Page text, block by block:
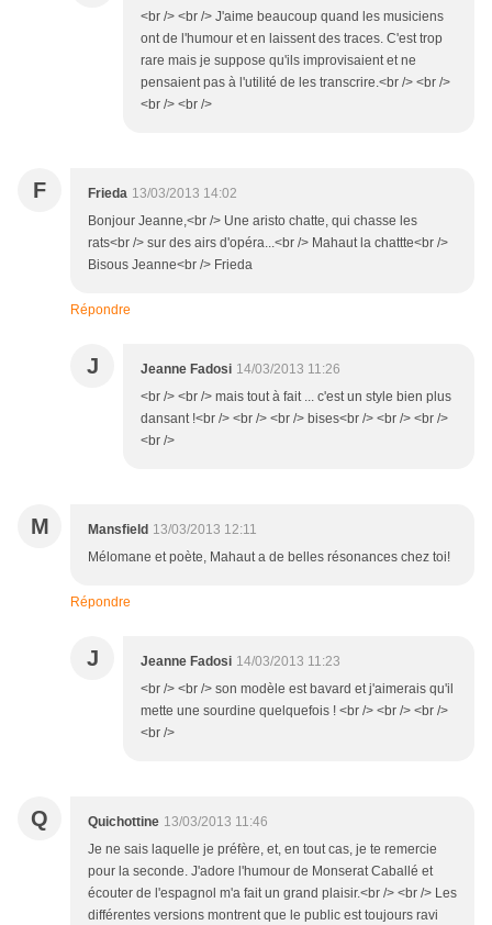
<br /> <br /> J'aime beaucoup quand les musiciens
ont de l'humour et en laissent des traces. C'est trop
rare mais je suppose qu'ils improvisaient et ne
pensaient pas à l'utilité de les transcrire.<br /> <br />
<br /> <br />
F Frieda 13/03/2013 14:02
Bonjour Jeanne,<br /> Une aristo chatte, qui chasse les
rats<br /> sur des airs d'opéra...<br /> Mahaut la chattte<br />
Bisous Jeanne<br /> Frieda
Répondre
J Jeanne Fadosi 14/03/2013 11:26
<br /> <br /> mais tout à fait ... c'est un style bien plus
dansant !<br /> <br /> <br /> bises<br /> <br /> <br />
<br />
M Mansfield 13/03/2013 12:11
Mélomane et poète, Mahaut a de belles résonances chez toi!
Répondre
J Jeanne Fadosi 14/03/2013 11:23
<br /> <br /> son modèle est bavard et j'aimerais qu'il
mette une sourdine quelquefois ! <br /> <br /> <br />
<br />
Q Quichottine 13/03/2013 11:46
Je ne sais laquelle je préfère, et, en tout cas, je te remercie
pour la seconde. J'adore l'humour de Monserat Caballé et
écouter de l'espagnol m'a fait un grand plaisir.<br /> <br /> Les
différentes versions montrent que le public est toujours ravi